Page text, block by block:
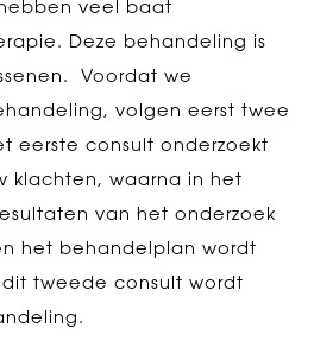
veel baat
Deze behandeling is
Voordat we
volgen eerst twee
eerste consult onderzoekt
klachten, waarna in het
van het onderzoek
het behandelplan wordt
tweede consult wordt